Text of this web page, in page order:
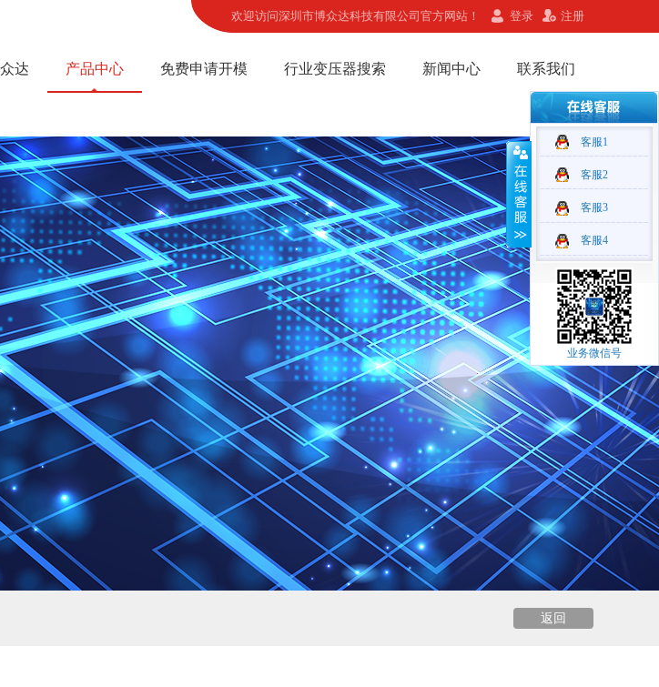
欢迎访问深圳市博众达科技有限公司官方网站！ 登录 注册
达 产品中心 免费申请开模 行业变压器搜索 新闻中心 联系我们
返回
客服1
客服2
客服3
客服4
业务微信号